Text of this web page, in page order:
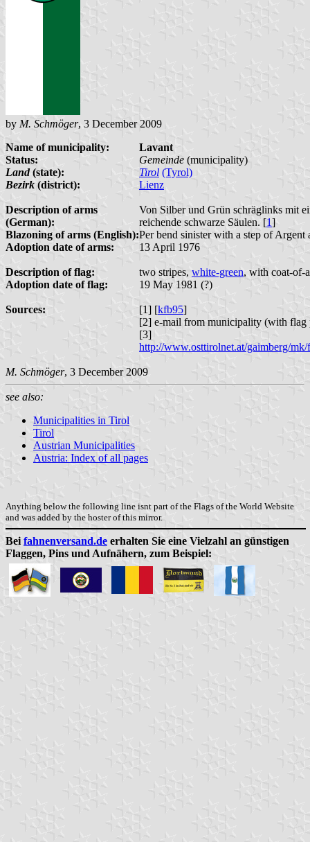
by M. Schmöger, 3 December 2009
Name of municipality:
Lavant
Status:
Gemeinde (municipality)
Land(state): Tirol (Tyrol)
Bezirk (district): Lienz
Description of arms
(German):
Von Silber und Grün schräglinks mit
reichende schwarze Säulen. [1]
Blazoning of arms (English):Per bend sinister with a step of
Adoption date of arms:
13 April 1976
Description of flag: two stripes, white-green, with coat-of-
Adoption date of flag:
19 May 1981 (?)
Sources: [1] [kfb95]
[2] e-mail from municipality (with flag
[3]
http://www.osttirolnet.at/gaimberg/
M. Schmöger, 3 December 2009
see also:
Municipalities in Tirol
Tirol
Austrian Municipalities
Austria: Index of all pages
Anything below the following line isnt part of the Flags of the World Website
and was added by the hoster of this mirror.
Bei fahnenversand.de erhalten Sie eine Vielzahl an günstigen
Flaggen, Pins und Aufnähern, zum Beispiel: